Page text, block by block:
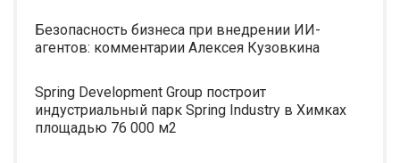
Безопасность бизнеса при внедрении ИИ-
агентов: комментарии Алексея Кузовкина
Spring Development Group построит
индустриальный парк Spring Industry в Химках
площадью 76 000 м2